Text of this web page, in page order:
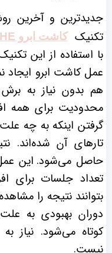
جدیدترین و آخرین
تکنیککاشت ابرو LHE برای اولین بار در ایران
با استفاده از این
عمل کاشت ابرو ایجاد
هم بدون نیاز به
محدودیت برای همه
گرفتن اینکه به چه
تارهای آن شده‌اند.
حاصل می‌شود. این
تعداد جلسات برای
بتوانند نتیجه را
دوران بهبودی به
کوتاه می‌شود. نیاز